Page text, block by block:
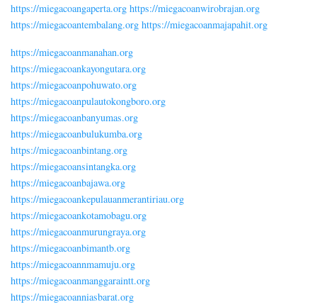
https://miegacoangaperta.org https://miegacoanwirobrajan.org
https://miegacoantembalang.org https://miegacoanmajapahit.org
https://miegacoanmanahan.org
https://miegacoankayongutara.org
https://miegacoanpohuwato.org
https://miegacoanpulautokongboro.org
https://miegacoanbanyumas.org
https://miegacoanbulukumba.org
https://miegacoanbintang.org
https://miegacoansintangka.org
https://miegacoanbajawa.org
https://miegacoankepulauanmerantiriau.org
https://miegacoankotamobagu.org
https://miegacoanmurungraya.org
https://miegacoanbimantb.org
https://miegacoannmamuju.org
https://miegacoanmanggaraintt.org
https://miegacoanniasbarat.org